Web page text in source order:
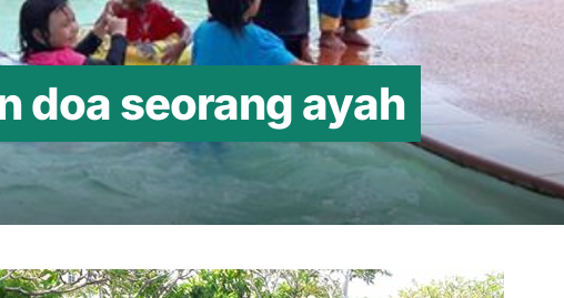
doa seorang ayah